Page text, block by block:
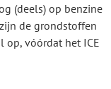
(deels) op benzine
de grondstoffen
op, vóórdat het ICE